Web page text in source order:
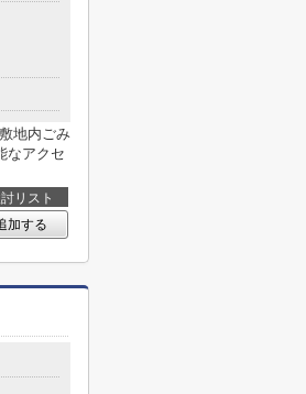
地内ごみ
なアクセ
リスト
加する